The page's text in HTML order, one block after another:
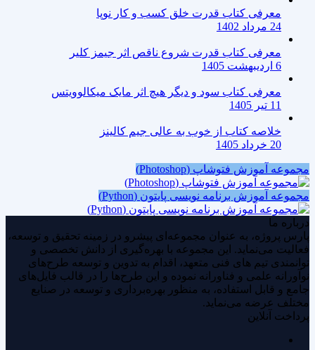
معرفی کتاب قدرت خلق کسب و کار نوپا
24 مرداد 1402
معرفی کتاب قدرت شروع ناقص اثر جیمز کلیر
6 اردیبهشت 1405
معرفی کتاب سود و دیگر هیچ اثر مایک میکالوویتس
11 تیر 1405
خلاصه کتاب از خوب به عالی جیم کالینز
20 خرداد 1405
مجموعه آموزش فتوشاپ (Photoshop)
مجموعه آموزش برنامه نویسی پایتون (Python)
درباره ما
پارس پروژه، به عنوان مجموعه‌ای پیشرو در زمینه تحقیق و توسعه،
فعالیت می‌نماید. این مجموعه با بهره‌گیری از دانش تخصصی و
توانمندی‌ تیم های فنی متعهد، اقدام به تدوین و توسعه طرح‌های
نوآورانه علمی و فناورانه نموده و این طرح‌ها را در قالب فایل‌های
جامع و قابل استفاده، به منظور بهره‌برداری و توسعه در صنایع
مختلف عرضه می‌نماید.
پرداخت آنلاین